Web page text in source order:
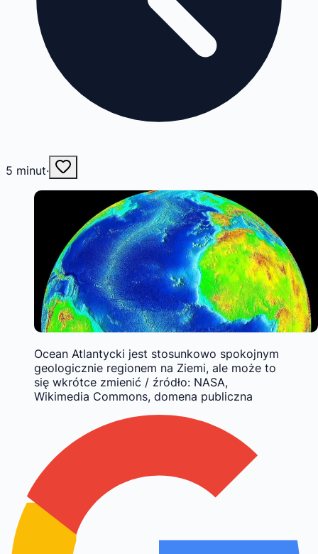
5 minut·
Ocean Atlantycki jest stosunkowo spokojnym
geologicznie regionem na Ziemi, ale może to
się wkrótce zmienić / źródło: NASA,
Wikimedia Commons, domena publiczna